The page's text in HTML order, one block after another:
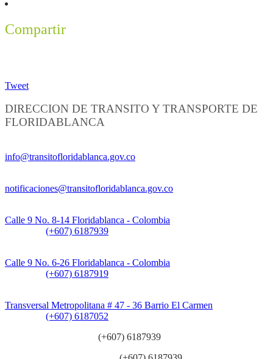
Compartir
Tweet
DIRECCION DE TRANSITO Y TRANSPORTE DE
FLORIDABLANCA
info@transitofloridablanca.gov.co
notificaciones@transitofloridablanca.gov.co
Calle 9 No. 8-14 Floridablanca - Colombia
(+607) 6187939
Calle 9 No. 6-26 Floridablanca - Colombia
(+607) 6187919
Transversal Metropolitana # 47 - 36 Barrio El Carmen
(+607) 6187052
(+607) 6187939